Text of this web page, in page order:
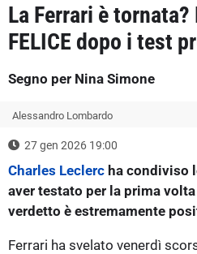
La Ferrari è
FELICE dopo i test
Segno per Nina Simone
Alessandro Lombardo
27 gen 2026 19:00
Charles Leclerc ha condiviso
aver testato per la prima
verdetto è estremamente
Ferrari ha svelato venerdì